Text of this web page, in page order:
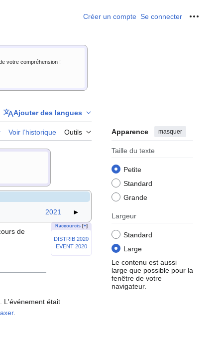
Créer un compte Se connecter Outils
votre compréhension !
Ajouter des langues
Voir l’historique Outils Apparence masquer
Taille du texte
Petite
Standard
Grande
Largeur
Standard
Large
Le contenu est aussi
large que possible pour la
fenêtre de votre
navigateur.
2021 ►
Raccourcis [+]
DISTRIB 2020
EVENT 2020
de
. L'événement était
.